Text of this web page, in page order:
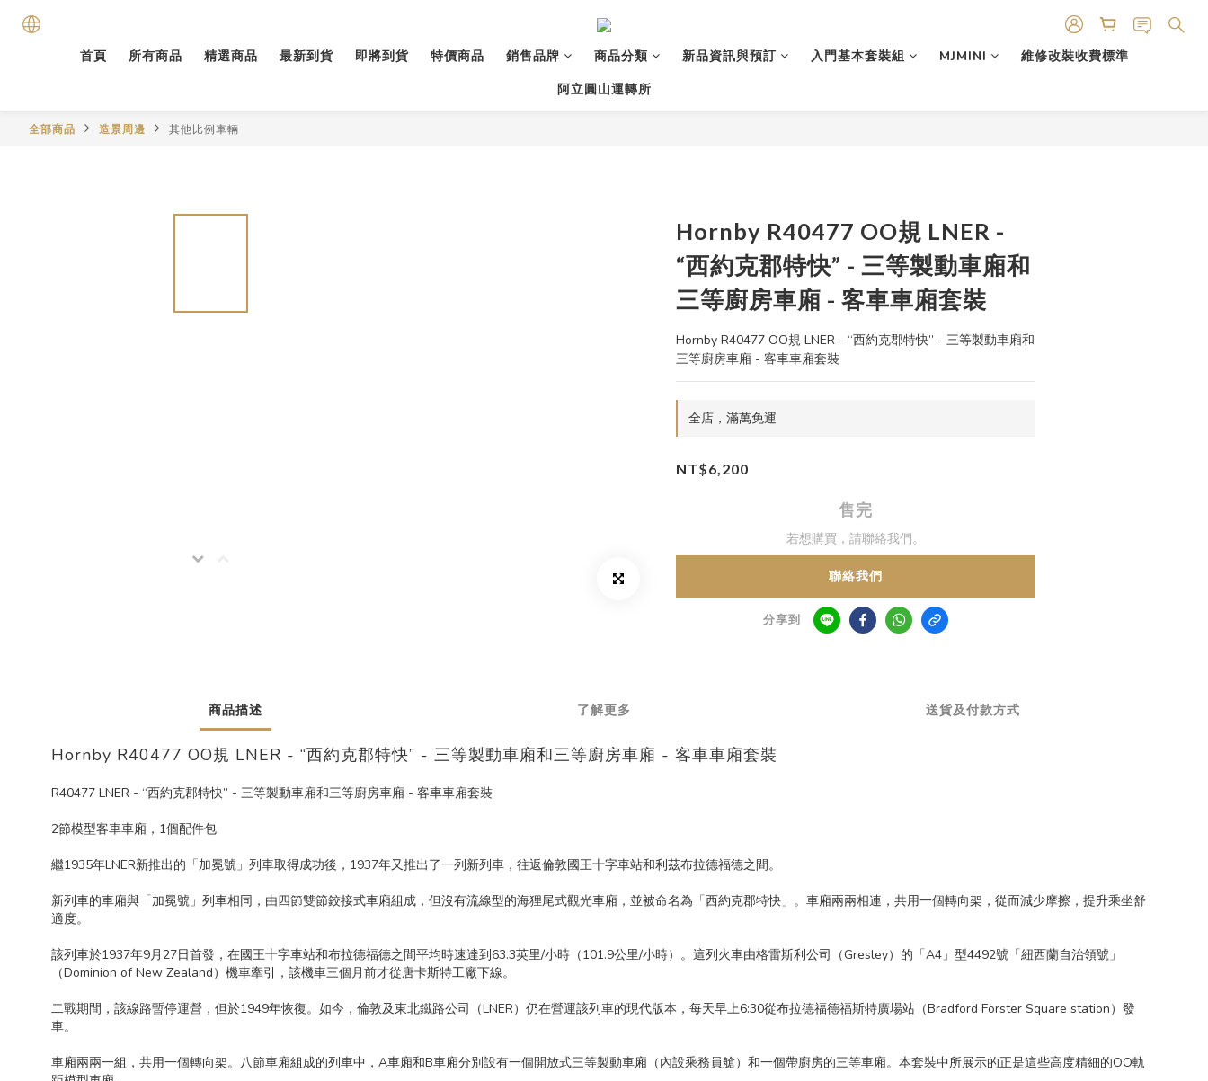
首頁 所有商品 精選商品 最新到貨 即將到貨 特價商品 銷售品牌 商品分類 新品資訊與預訂 入門基本套裝組 MJMINI
維修改裝收費標準
阿立圓山運轉所
全部商品 造景周邊 其他比例車輛
Hornby R40477 OO規 LNER -
“西約克郡特快” - 三等製動車廂和
三等廚房車廂 - 客車車廂套裝
Hornby R40477 OO規 LNER - “西約克郡特快” - 三等製動車廂和
三等廚房車廂 - 客車車廂套裝
全店，滿萬免運
NT$6,200
售完
若想購買，請聯絡我們。
聯絡我們
分享到
商品描述 了解更多 送貨及付款方式
Hornby R40477 OO規 LNER - “西約克郡特快” - 三等製動車廂和三等廚房車廂 - 客車車廂套裝
R40477 LNER - “西約克郡特快” - 三等製動車廂和三等廚房車廂 - 客車車廂套裝
2節模型客車車廂，1個配件包
繼1935年LNER新推出的「加冕號」列車取得成功後，1937年又推出了一列新列車，往返倫敦國王十字車站和利茲布拉德福德之間。
新列車的車廂與「加冕號」列車相同，由四節雙節鉸接式車廂組成，但沒有流線型的海狸尾式觀光車廂，並被命名為「西約克郡特快」。車廂兩兩相連，共用一個轉向架，從而減少摩擦，提升乘坐舒
適度。
該列車於1937年9月27日首發，在國王十字車站和布拉德福德之間平均時速達到63.3英里/小時（101.9公里/小時）。這列火車由格雷斯利公司（Gresley）的「A4」型4492號「紐西蘭自治領號」
（Dominion of New Zealand）機車牽引，該機車三個月前才從唐卡斯特工廠下線。
二戰期間，該線路暫停運營，但於1949年恢復。如今，倫敦及東北鐵路公司（LNER）仍在營運該列車的現代版本，每天早上6:30從布拉德福德福斯特廣場站（Bradford Forster Square station）發
車。
車廂兩兩一組，共用一個轉向架。八節車廂組成的列車中，A車廂和B車廂分別設有一個開放式三等製動車廂（內設乘務員艙）和一個帶廚房的三等車廂。本套裝中所展示的正是這些高度精細的OO軌